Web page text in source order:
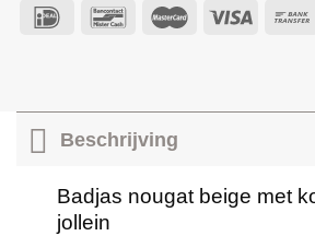
Beschrijving
Badjas nougat beige met
jollein